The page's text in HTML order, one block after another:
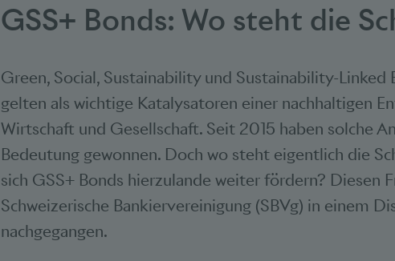
GSS+ Bonds: Wo steht die
Green, Social, Sustainability und Sustainability-Linked
gelten als wichtige Katalysatoren einer nachhaltigen
Wirtschaft und Gesellschaft. Seit 2015 haben solche
Bedeutung gewonnen. Doch wo steht eigentlich die
sich GSS+ Bonds hierzulande weiter fördern? Diesen
Schweizerische Bankiervereinigung (SBVg) in einem
nachgegangen.